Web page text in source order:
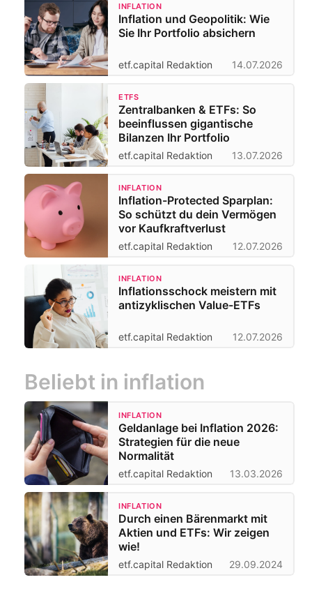
INFLATION
Inflation und Geopolitik: Wie
Sie Ihr Portfolio absichern
etf.capital Redaktion 14.07.2026
ETFS
Zentralbanken & ETFs: So
beeinflussen gigantische
Bilanzen Ihr Portfolio
etf.capital Redaktion 13.07.2026
INFLATION
Inflation-Protected Sparplan:
So schützt du dein Vermögen
vor Kaufkraftverlust
etf.capital Redaktion 12.07.2026
INFLATION
Inflationsschock meistern mit
antizyklischen Value-ETFs
etf.capital Redaktion 12.07.2026
Beliebt in inflation
INFLATION
Geldanlage bei Inflation 2026:
Strategien für die neue
Normalität
etf.capital Redaktion 13.03.2026
INFLATION
Durch einen Bärenmarkt mit
Aktien und ETFs: Wir zeigen
wie!
etf.capital Redaktion 29.09.2024